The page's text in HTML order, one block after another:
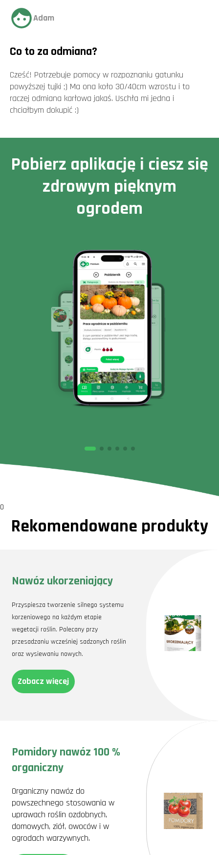
Adam
Co to za odmiana?
Cześć! Potrzebuje pomocy w rozpoznaniu gatunku
powyższej tujki ;) Ma ona koło 30/40cm wzrostu i to
raczej odmiana karłowa jakaś. Uschła mi jedna i
chciałbym dokupić :)
Pobierz aplikację i ciesz się
zdrowym pięknym
ogrodem
0
Rekomendowane produkty
Nawóz ukorzeniający
Przyspiesza tworzenie silnego systemu
korzeniowego na każdym etapie
wegetacji roślin. Polecany przy
przesadzaniu wcześniej sadzonych roślin
oraz wysiewaniu nowych.
Zobacz więcej
Pomidory nawóz 100 %
organiczny
Organiczny nawóz do
powszechnego stosowania w
uprawach roślin ozdobnych,
domowych, ziół, owoców i w
ogrodach warzywnych.